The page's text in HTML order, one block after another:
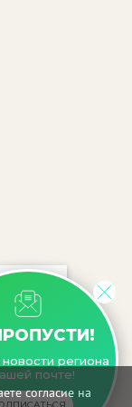
согласие на
региона
почте!